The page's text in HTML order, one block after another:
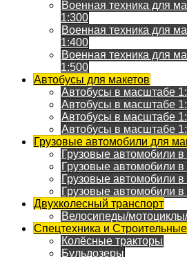
Военная техника для
1:300
Военная техника для
1:400
Военная техника для
1:500
Автобусы для макетов
Автобусы в масштабе
Автобусы в масштабе
Автобусы в масштабе
Автобусы в масштабе
Грузовые автомобили для
Грузовые автомобили
Грузовые автомобили
Грузовые автомобили
Грузовые автомобили
Двухколесный транспорт
Велосипеды/
Спецтехника и
Колёсные тракторы
Бульдозеры